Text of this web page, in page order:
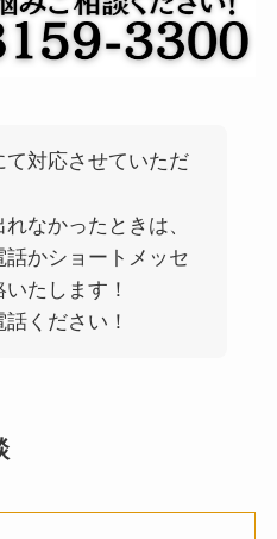
て対応させていただ
なかったときは、
かショートメッセ
たします！
ください！